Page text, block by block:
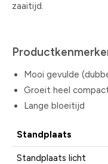
zaaitijd.
Mooi gevulde
Groeit heel
Lange bloeitijd
Standplaats
Standplaats licht